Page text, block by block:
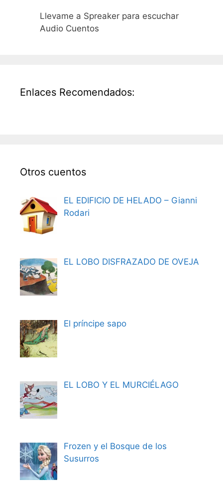
Llevame a Spreaker para escuchar
Audio Cuentos
Enlaces Recomendados:
Otros cuentos
EL EDIFICIO DE HELADO – Gianni
Rodari
EL LOBO DISFRAZADO DE OVEJA
El príncipe sapo
EL LOBO Y EL MURCIÉLAGO
Frozen y el Bosque de los
Susurros